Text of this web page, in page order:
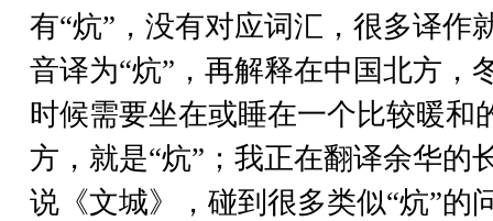
有“炕”，没有对应词汇，很多译作
音译为“炕”，再解释在中国北方，
时候需要坐在或睡在一个比较暖和
方，就是“炕”；我正在翻译余华的
说《文城》，碰到很多类似“炕”的